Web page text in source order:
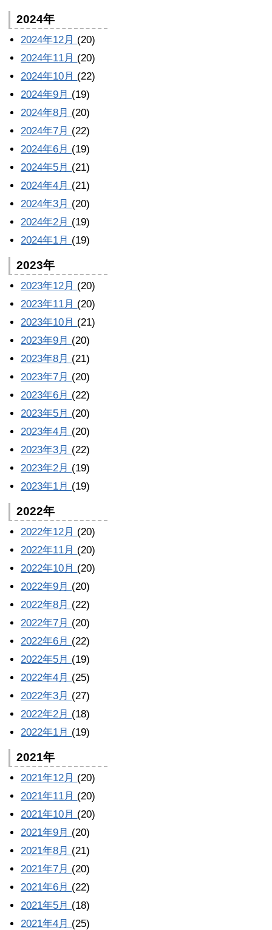
2024年
2024年12月 (20)
2024年11月 (20)
2024年10月 (22)
2024年9月 (19)
2024年8月 (20)
2024年7月 (22)
2024年6月 (19)
2024年5月 (21)
2024年4月 (21)
2024年3月 (20)
2024年2月 (19)
2024年1月 (19)
2023年
2023年12月 (20)
2023年11月 (20)
2023年10月 (21)
2023年9月 (20)
2023年8月 (21)
2023年7月 (20)
2023年6月 (22)
2023年5月 (20)
2023年4月 (20)
2023年3月 (22)
2023年2月 (19)
2023年1月 (19)
2022年
2022年12月 (20)
2022年11月 (20)
2022年10月 (20)
2022年9月 (20)
2022年8月 (22)
2022年7月 (20)
2022年6月 (22)
2022年5月 (19)
2022年4月 (25)
2022年3月 (27)
2022年2月 (18)
2022年1月 (19)
2021年
2021年12月 (20)
2021年11月 (20)
2021年10月 (20)
2021年9月 (20)
2021年8月 (21)
2021年7月 (20)
2021年6月 (22)
2021年5月 (18)
2021年4月 (25)